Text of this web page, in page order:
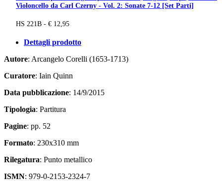
Violoncello da Carl Czerny - Vol. 2: Sonate 7-12 [Set Parti]
HS 221B - € 12,95
Dettagli prodotto
Autore: Arcangelo Corelli (1653-1713)
Curatore: Iain Quinn
Data pubblicazione: 14/9/2015
Tipologia: Partitura
Pagine: pp. 52
Formato: 230x310 mm
Rilegatura: Punto metallico
ISMN: 979-0-2153-2324-7